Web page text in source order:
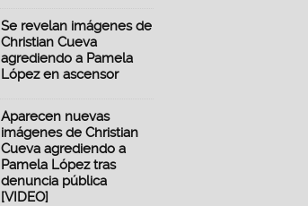
Se revelan imágenes de
Christian Cueva
agrediendo a Pamela
López en ascensor
Aparecen nuevas
imágenes de Christian
Cueva agrediendo a
Pamela López tras
denuncia pública
[VIDEO]